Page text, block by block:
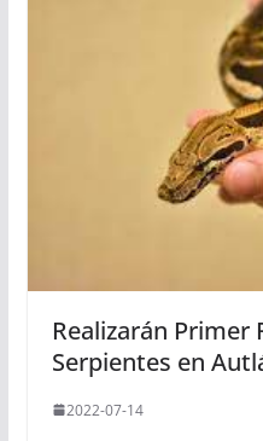
Realizarán Primer
Serpientes en
2022-07-14